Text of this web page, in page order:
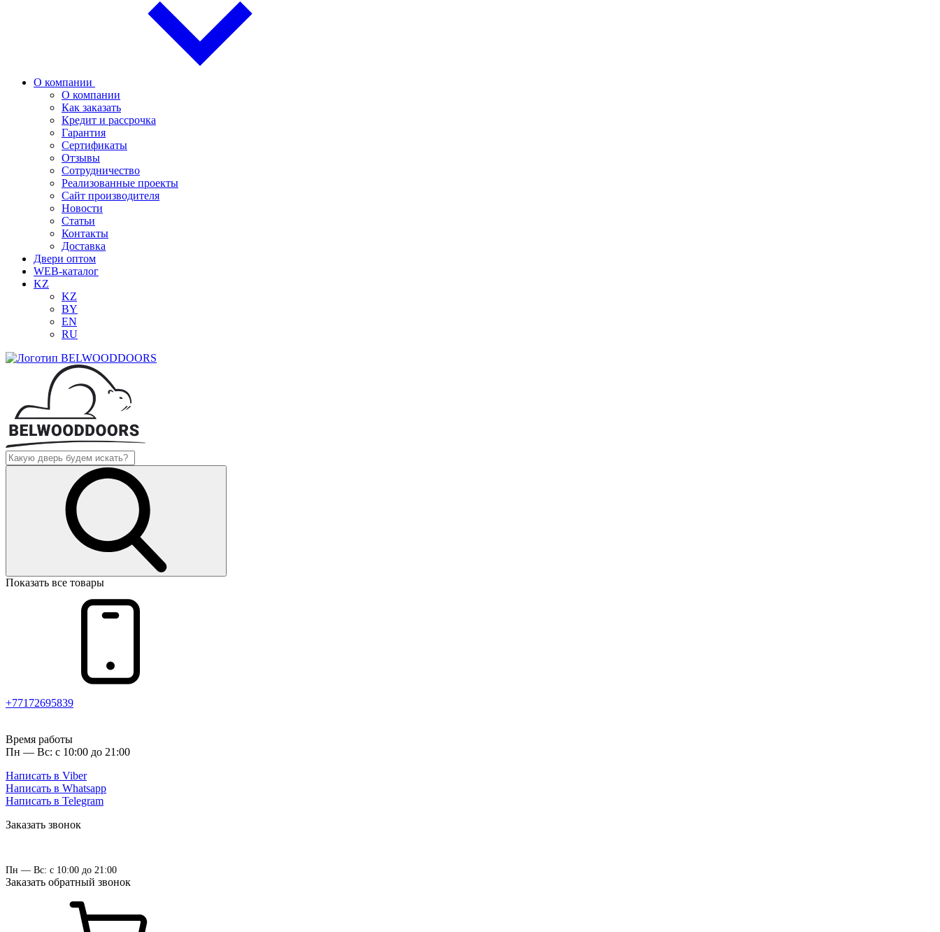
О компании
О компании
Как заказать
Кредит и рассрочка
Гарантия
Сертификаты
Отзывы
Сотрудничество
Реализованные проекты
Сайт производителя
Новости
Статьи
Контакты
Доставка
Двери оптом
WEB-каталог
KZ
KZ
BY
EN
RU
Показать все товары
+77172695839
Время работы
Пн — Вс: с 10:00 до 21:00
Написать в Viber
Написать в Whatsapp
Написать в Telegram
Заказать звонок
Пн — Вс: с 10:00 до 21:00
Заказать обратный звонок